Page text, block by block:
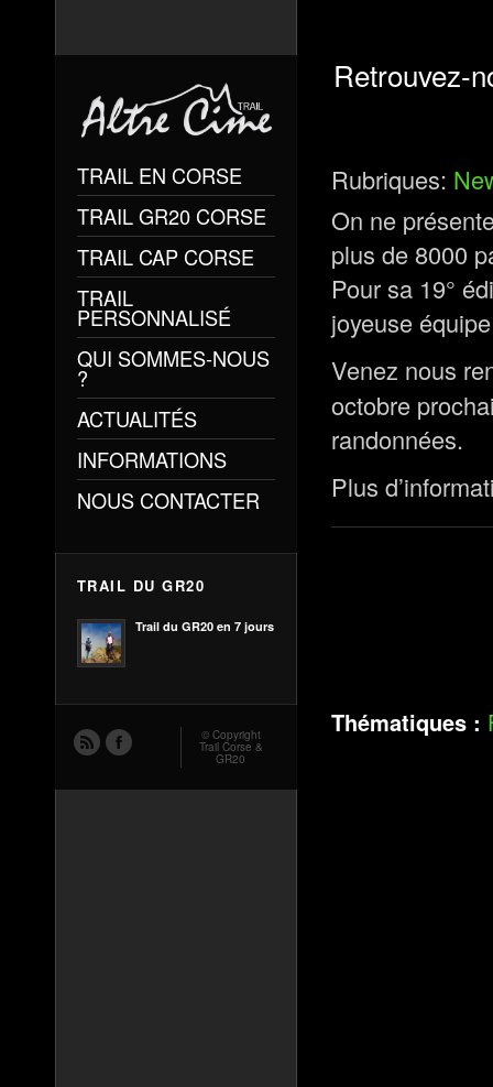
Retrouvez-
Rubriques:
On ne
plus de 8000
Pour sa 19°
joyeuse
Venez nous
octobre
randonnées.
Plus
Thématiques :
TRAIL EN CORSE
TRAIL GR20 CORSE
TRAIL CAP CORSE
TRAIL
PERSONNALISÉ
QUI SOMMES-NOUS
?
ACTUALITÉS
INFORMATIONS
NOUS CONTACTER
TRAIL DU GR20
Trail du GR20 en 7 jours
© Copyright
Trail Corse &
GR20